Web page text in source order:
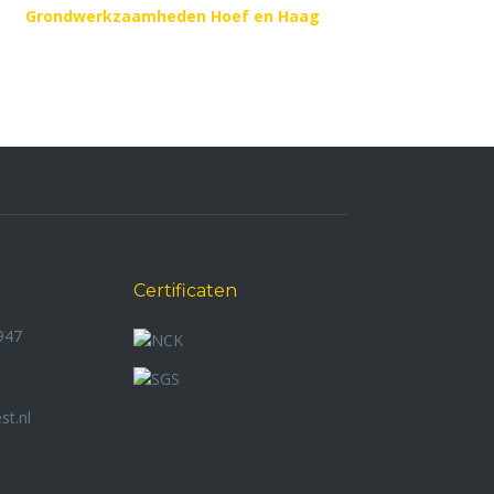
Grondwerkzaamheden Hoef en Haag
Certificaten